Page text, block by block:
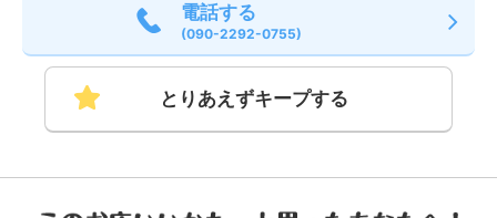
電話する
(090-2292-0755)
とりあえずキープする